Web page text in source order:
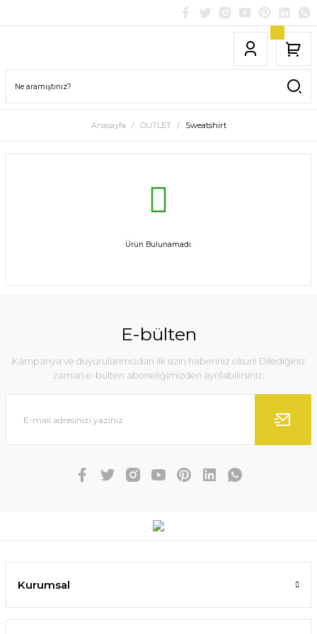
Anasayfa OUTLET Sweatshirt
Ürün Bulunamadı.
E-bülten
Kampanya ve duyurularımızdan ilk sizin haberiniz olsun! Dilediğiniz
zaman e-bülten aboneliğimizden ayrılabilirsiniz.
Kurumsal